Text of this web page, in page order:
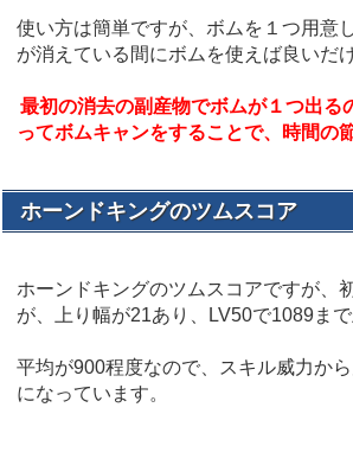
使い方は簡単ですが、ボムを１つ用意
が消えている間にボムを使えば良いだ
最初の消去の副産物でボムが１つ出る
ってボムキャンをすることで、時間の
ホーンドキングのツムスコア
ホーンドキングのツムスコアですが、
が、上り幅が21あり、LV50で1089まで
平均が900程度なので、スキル威力か
になっています。